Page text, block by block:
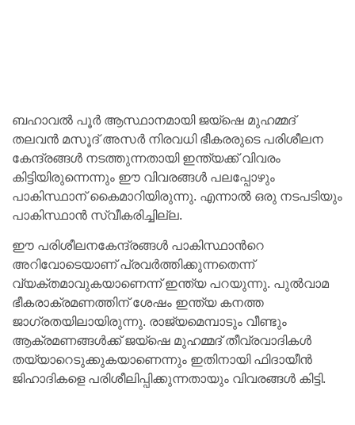
ബഹാവൽ പൂർ ആസ്ഥാനമായി ജയ്ഷെ മുഹമ്മദ്
തലവൻ മസൂദ് അസർ നിരവധി ഭീകരരുടെ പരിശീലന
കേന്ദ്രങ്ങൾ നടത്തുന്നതായി ഇന്ത്യക്ക് വിവരം
കിട്ടിയിരുന്നെന്നും ഈ വിവരങ്ങൾ പലപ്പോഴും
പാകിസ്ഥാന് കൈമാറിയിരുന്നു. എന്നാൽ ഒരു നടപടിയും
പാകിസ്ഥാൻ സ്വീകരിച്ചില്ല.
ഈ പരിശീലനകേന്ദ്രങ്ങൾ പാകിസ്ഥാന്‍റെ
അറിവോടെയാണ് പ്രവർത്തിക്കുന്നതെന്ന്
വ്യക്തമാവുകയാണെന്ന് ഇന്ത്യ പറയുന്നു. പുൽവാമ
ഭീകരാക്രമണത്തിന് ശേഷം ഇന്ത്യ കനത്ത
ജാഗ്രതയിലായിരുന്നു. രാജ്യമെമ്പാടും വീണ്ടും
ആക്രമണങ്ങൾക്ക് ജയ്ഷെ മുഹമ്മദ് തീവ്രവാദികൾ
തയ്യാറെടുക്കുകയാണെന്നും ഇതിനായി ഫിദായീൻ
ജിഹാദികളെ പരിശീലിപ്പിക്കുന്നതായും വിവരങ്ങൾ കിട്ടി.